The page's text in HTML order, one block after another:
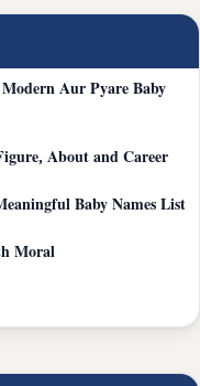
Aur Pyare Baby
About and Career
Baby Names List
Moral